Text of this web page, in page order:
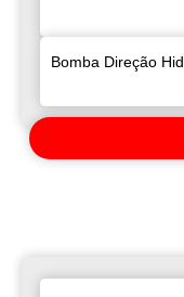
Bomba Direção